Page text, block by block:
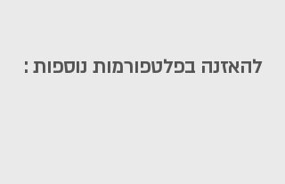
להאזנה בפלטפורמות נוספות :